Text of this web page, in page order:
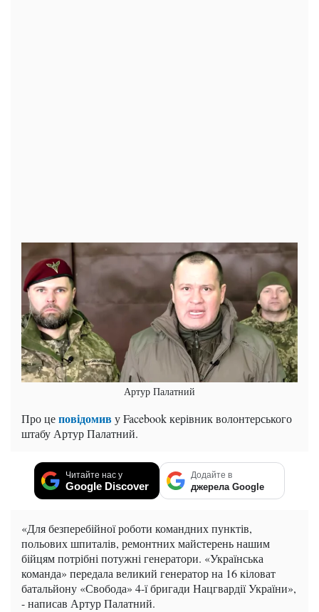
Артур Палатний
Про цеповідомиву Facebook керівник волонтерського
штабу Артур Палатний.
Читайте нас у
Google Discover
Додайте в
джерела Google
«Для безперебійної роботи командних пунктів,
польових шпиталів, ремонтних майстерень нашим
бійцям потрібні потужні генератори. «Українська
команда» передала великий генератор на 16 кіловат
батальйону «Свобода» 4-ї бригади Нацгвардії України»,
- написав Артур Палатний.